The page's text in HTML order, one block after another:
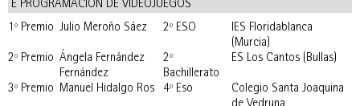
E PROGRAMACIÓN DE VIDEOJUEGOS
1º Premio Julio Meroño Sáez 2º ESO
IES Floridablanca
(Murcia)
2º Premio Ángela Fernández
Fernández
2º
Bachillerato
ES Los Cantos (Bullas)
3º Premio Manuel Hidalgo Ros 4º Eso
Colegio Santa Joaquina